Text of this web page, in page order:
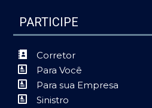
PARTICIPE
Corretor
Para Você
Para sua Empresa
Sinistro